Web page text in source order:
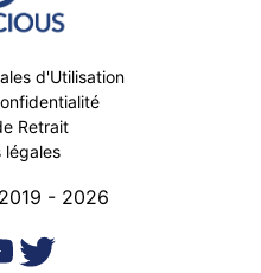
d'Utilisation
Retrait
légales
- 2026